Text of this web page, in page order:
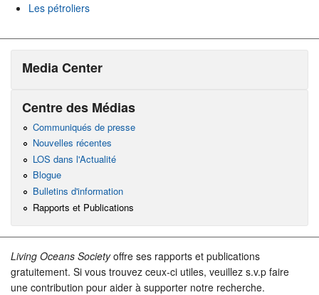
Les pétroliers
Media Center
Centre des Médias
Communiqués de presse
Nouvelles récentes
LOS dans l'Actualité
Blogue
Bulletins d'information
Rapports et Publications
Living Oceans Societyoffre ses rapports et publications
gratuitement. Si vous trouvez ceux-ci utiles, veuillez s.v.p faire
une contribution pour aider à supporter notre recherche.